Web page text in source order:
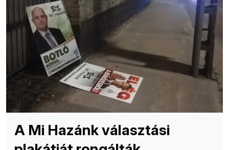
A Mi Hazánk választási